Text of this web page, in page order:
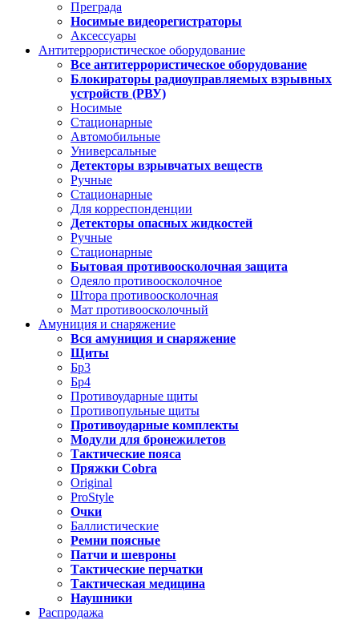
Преграда
Носимые видеорегистраторы
Аксессуары
Антитеррористическое оборудование
Все антитеррористическое оборудование
Блокираторы радиоуправляемых взрывных
устройств (РВУ)
Носимые
Стационарные
Автомобильные
Универсальные
Детекторы взрывчатых веществ
Ручные
Стационарные
Для корреспонденции
Детекторы опасных жидкостей
Ручные
Стационарные
Бытовая противоосколочная защита
Одеяло противоосколочное
Штора противоосколочная
Мат противоосколочный
Амуниция и снаряжение
Вся амуниция и снаряжение
Щиты
Бр3
Бр4
Противоударные щиты
Противопульные щиты
Противоударные комплекты
Модули для бронежилетов
Тактические пояса
Пряжки Cobra
Original
ProStyle
Очки
Баллистические
Ремни поясные
Патчи и шевроны
Тактические перчатки
Тактическая медицина
Наушники
Распродажа